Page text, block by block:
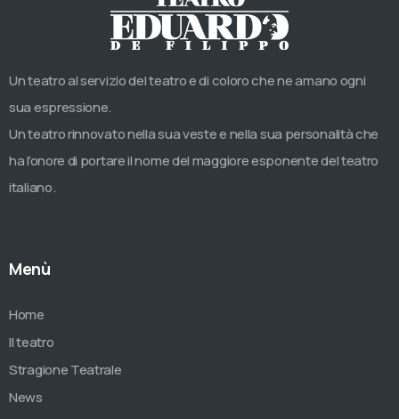
Un teatro al servizio del teatro e di coloro che ne amano ogni
sua espressione.
Un teatro rinnovato nella sua veste e nella sua personalità che
ha l’onore di portare il nome del maggiore esponente del teatro
italiano.
Menù
Home
Il teatro
Stragione Teatrale
News